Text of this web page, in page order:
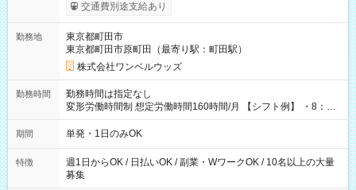
ンビニATMから 日払い分を引き落とせます！ 【試用期間】試
交通費別途支給あり
勤務地
東京都町田市
東京都町田市原町田（最寄り駅：町田駅）
株式会社ワンベルウッズ
勤務時間
勤務時間は指定なし
変形労働時間制 想定労働時間160時間/月 【シフト例】 ・8：00
～21：00
期間 単発・1日のみOK
特徴
週1日からOK / 日払いOK / 副業・WワークOK / 10名以上の大量
募集